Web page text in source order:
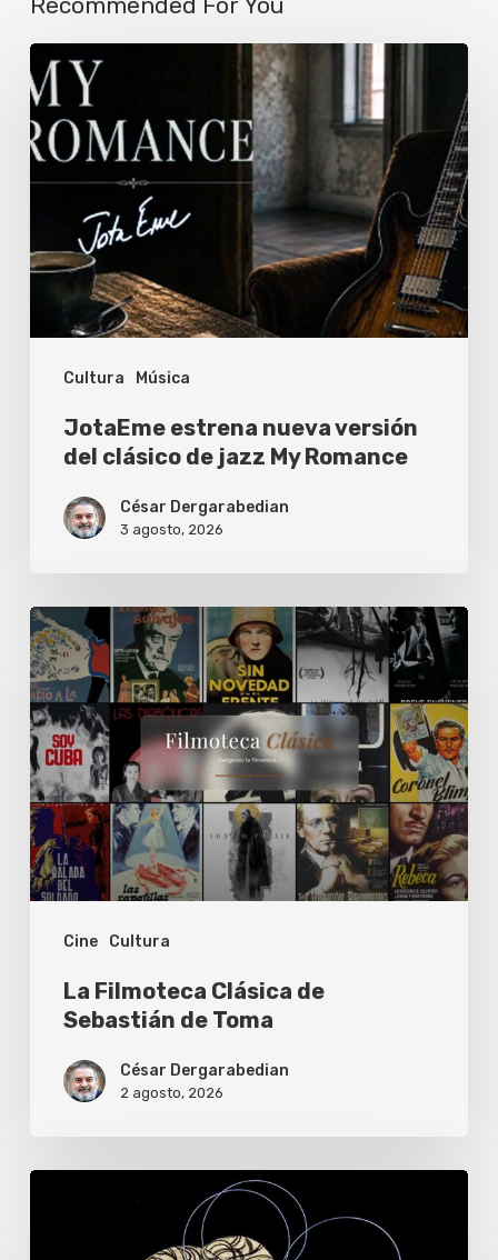
Recommended For You
Cultura Música
JotaEme
estrena
nueva
versión
clásico
de
jazz
My
Romance
JotaEme estrena nueva versión
del clásico de jazz My Romance
César Dergarabedian
3 agosto, 2026
Cine Cultura
La
Filmoteca
Clásica
de
Sebastián
de
Toma
La Filmoteca Clásica de
Sebastián de Toma
César Dergarabedian
2 agosto, 2026